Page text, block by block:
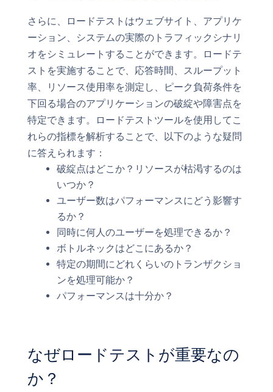
さらに、ロードテストはウェブサイト、アプリケ
ーション、システムの実際のトラフィックシナリ
オをシミュレートすることができます。ロードテ
ストを実施することで、応答時間、スループット
率、リソース使用率を測定し、ピーク負荷条件を
下回る場合のアプリケーションの破綻や障害点を
特定できます。ロードテストツールを使用してこ
れらの指標を解析することで、以下のような疑問
に答えられます：
破綻点はどこか？リソースが枯渇するのは
いつか？
ユーザー数はパフォーマンスにどう影響す
るか？
同時に何人のユーザーを処理できるか？
ボトルネックはどこにあるか？
特定の期間にどれくらいのトランザクショ
ンを処理可能か？
パフォーマンスは十分か？
なぜロードテストが重要なの
か？